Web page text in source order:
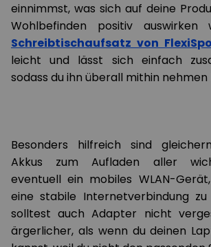
einnimmst, was sich auf deine
Wohlbefinden positiv
Schreibtischaufsatz von
leicht und lässt sich einfach
sodass du ihn überall mithin nehmen
Besonders hilfreich sind
Akkus zum Aufladen aller
eventuell ein mobiles WLAN-
eine stabile Internetverbindung
solltest auch Adapter nicht
ärgerlicher, als wenn du deinen